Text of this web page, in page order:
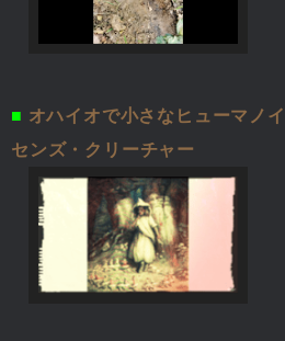
■ オハイオで小さなヒューマノ
センズ・クリーチャー